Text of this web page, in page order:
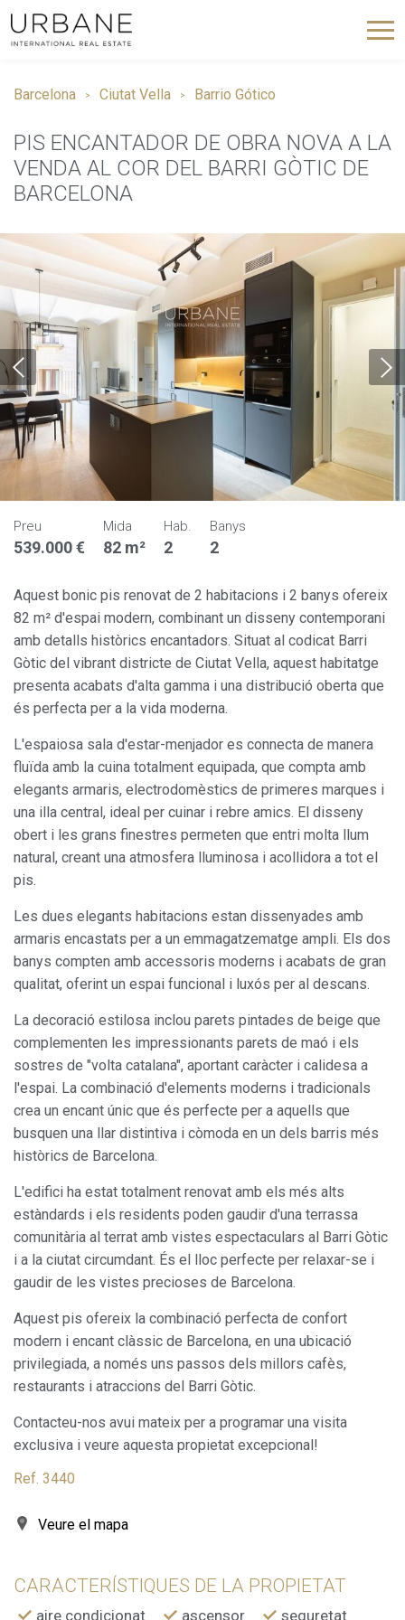
Barcelona Ciutat Vella Barrio Gótico
PIS ENCANTADOR DE OBRA NOVA A LA
VENDA AL COR DEL BARRI GÒTIC DE
BARCELONA
Preu
539.000 €
Mida
82 m²
Hab.
2
Banys
2
Aquest bonic pis renovat de 2 habitacions i 2 banys ofereix
82 m² d'espai modern, combinant un disseny contemporani
amb detalls històrics encantadors. Situat al codicat Barri
Gòtic del vibrant districte de Ciutat Vella, aquest habitatge
presenta acabats d'alta gamma i una distribució oberta que
és perfecta per a la vida moderna.
L'espaiosa sala d'estar-menjador es connecta de manera
fluïda amb la cuina totalment equipada, que compta amb
elegants armaris, electrodomèstics de primeres marques i
una illa central, ideal per cuinar i rebre amics. El disseny
obert i les grans finestres permeten que entri molta llum
natural, creant una atmosfera lluminosa i acollidora a tot el
pis.
Les dues elegants habitacions estan dissenyades amb
armaris encastats per a un emmagatzematge ampli. Els dos
banys compten amb accessoris moderns i acabats de gran
qualitat, oferint un espai funcional i luxós per al descans.
La decoració estilosa inclou parets pintades de beige que
complementen les impressionants parets de maó i els
sostres de "volta catalana", aportant caràcter i calidesa a
l'espai. La combinació d'elements moderns i tradicionals
crea un encant únic que és perfecte per a aquells que
busquen una llar distintiva i còmoda en un dels barris més
històrics de Barcelona.
L'edifici ha estat totalment renovat amb els més alts
estàndards i els residents poden gaudir d'una terrassa
comunitària al terrat amb vistes espectaculars al Barri Gòtic
i a la ciutat circumdant. És el lloc perfecte per relaxar-se i
gaudir de les vistes precioses de Barcelona.
Aquest pis ofereix la combinació perfecta de confort
modern i encant clàssic de Barcelona, en una ubicació
privilegiada, a només uns passos dels millors cafès,
restaurants i atraccions del Barri Gòtic.
Contacteu-nos avui mateix per a programar una visita
exclusiva i veure aquesta propietat excepcional!
Ref. 3440
Veure el mapa
CARACTERÍSTIQUES DE LA PROPIETAT
aire condicionat ascensor
seguretat
Modificar cookies
Aquest lloc web utilitza cookies pròpies per recopilar
informació amb la finalitat de millorar els nostres serveis.
Si continua navegant, suposa l'acceptació de la instal·lació
de les mateixes. L'usuari té la possibilitat de configurar el
navegador podent, si així ho desitja, impedir que siguin
navegació de la pàgina web.
Analítiques i personalització